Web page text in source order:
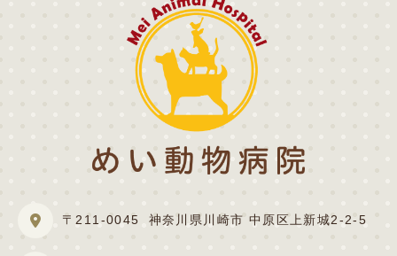
〒211-0045 神奈川県川崎市 中原区上新城2-2-5